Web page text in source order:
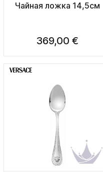
Чайная ложка 14,5см
369,00 €